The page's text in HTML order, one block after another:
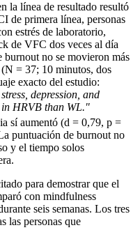
la línea de resultado resultó
de primera línea, personas
estrés de laboratorio,
de VFC dos veces al día
burnout no se movieron más
= 37; 10 minutos, dos
exacto del estudio:
depression, and
HRVB than WL."
sí aumentó (d = 0,79, p =
puntuación de burnout no
y el tiempo solos
para demostrar que el
con mindfulness
seis semanas. Los tres
las personas que